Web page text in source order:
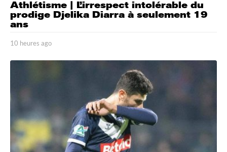
Athlétisme | L’irrespect intolérable du
prodige Djelika Diarra à seulement 19
ans
10 heures ago
h
o